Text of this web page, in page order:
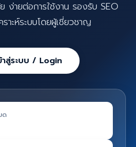
เกี่ยวกับเรา
ติดต่อเรา
ง่ายต่อการใช้งาน รองรับ SEO
าะห์ระบบโดยผู้เชี่ยวชาญ
าสู่ระบบ / Login
ด